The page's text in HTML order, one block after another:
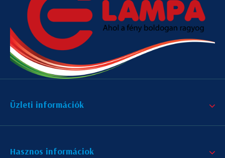
Üzleti információk
Hasznos informáciok